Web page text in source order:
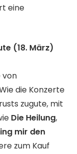
eine
(18. März)
von
die Konzerte
zugute, mit
Die Heilung,
mir den
zum Kauf